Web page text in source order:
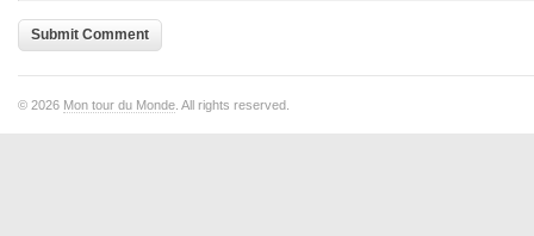
© 2026 Mon tour du Monde . All rights reserved.